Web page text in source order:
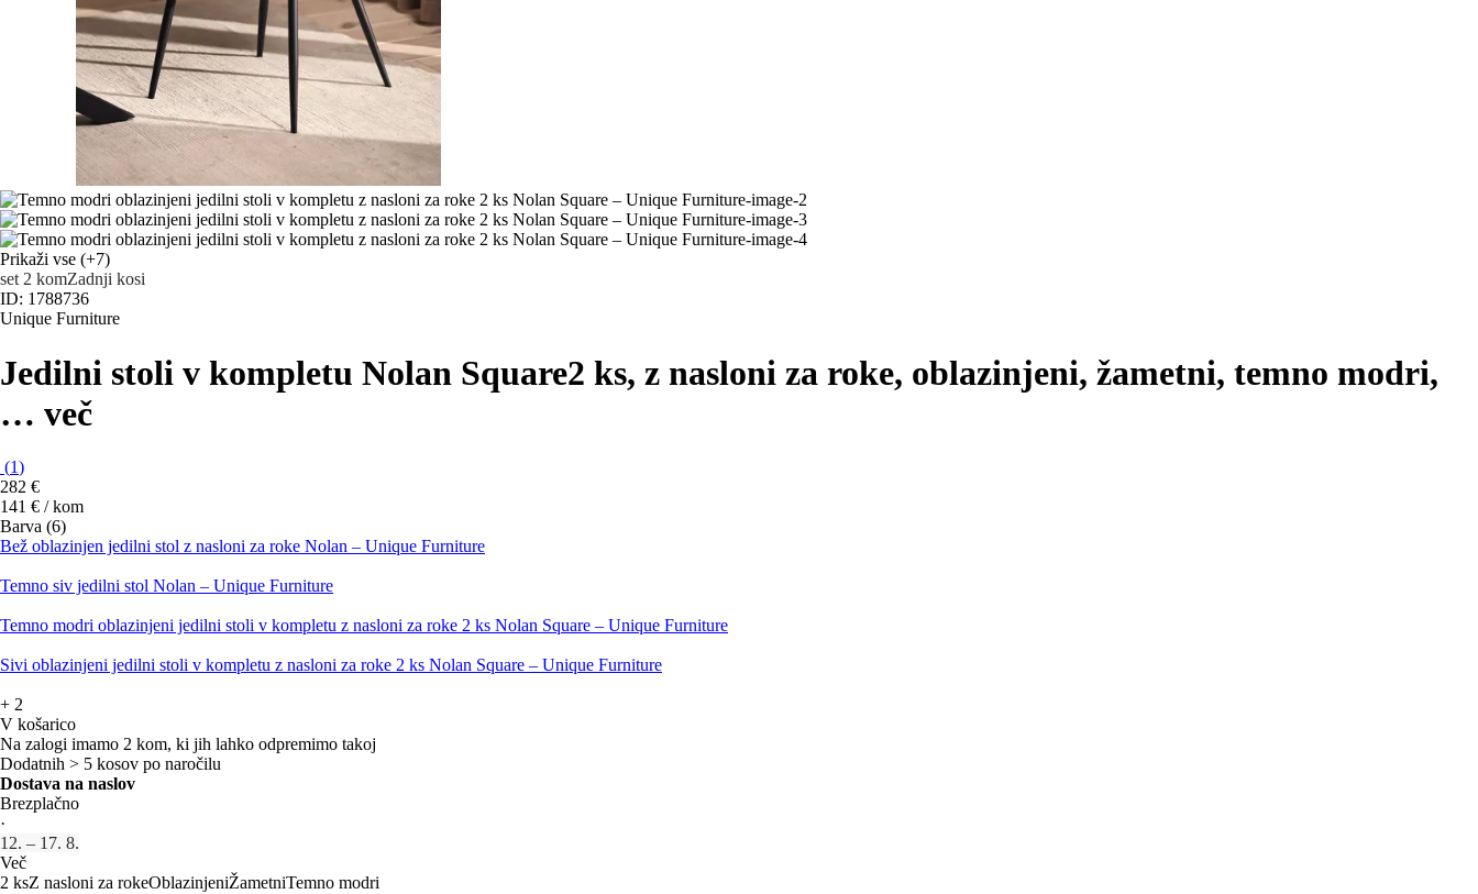
Prikaži vse (+7)
set 2 komZadnji kosi
ID: 1788736
Unique Furniture
Jedilni stoli v kompletu Nolan Square2 ks, z nasloni za roke, oblazinjeni, žametni, temno modri,
… več
(1)
282 €
141 € / kom
Barva (6)
Bež oblazinjen jedilni stol z nasloni za roke Nolan – Unique Furniture
Temno siv jedilni stol Nolan – Unique Furniture
Temno modri oblazinjeni jedilni stoli v kompletu z nasloni za roke 2 ks Nolan Square – Unique Furniture
Sivi oblazinjeni jedilni stoli v kompletu z nasloni za roke 2 ks Nolan Square – Unique Furniture
+ 2
V košarico
Na zalogi imamo 2 kom, ki jih lahko odpremimo takoj
Dodatnih > 5 kosov po naročilu
Dostava na naslov
Brezplačno
·
12. – 17. 8.
Več
2 ksZ nasloni za rokeOblazinjeniŽametniTemno modri